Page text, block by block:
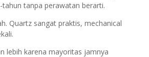
tanpa perawatan berarti.
Quartz sangat praktis, mechanical
lebih karena mayoritas jamnya